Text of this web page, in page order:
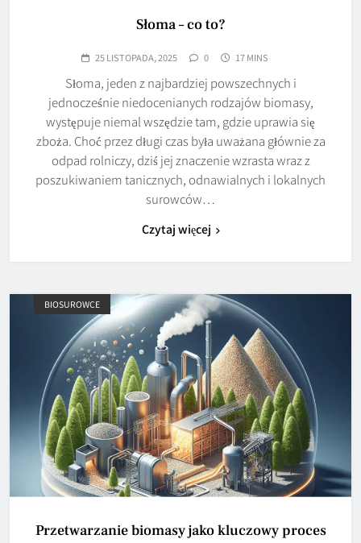
Słoma – co to?
25 LISTOPADA, 2025 0 17 MINS
Słoma, jeden z najbardziej powszechnych i
jednocześnie niedocenianych rodzajów biomasy,
występuje niemal wszędzie tam, gdzie uprawia się
zboża. Choć przez długi czas była uważana głównie za
odpad rolniczy, dziś jej znaczenie wzrasta wraz z
poszukiwaniem tanicznych, odnawialnych i lokalnych
surowców…
Czytaj więcej
BIOSUROWCE
Przetwarzanie biomasy jako kluczowy proces